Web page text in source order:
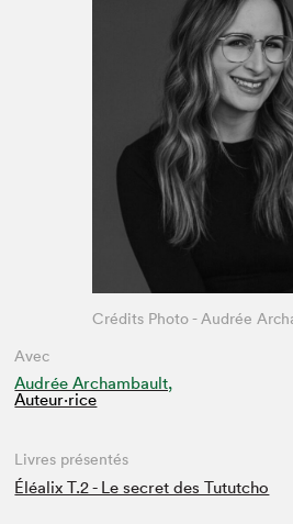
Avec
Audrée Archambault,
Auteur·rice
Crédits Photo - Audrée
Livres présentés
Éléalix T.2 - Le secret des Tututcho